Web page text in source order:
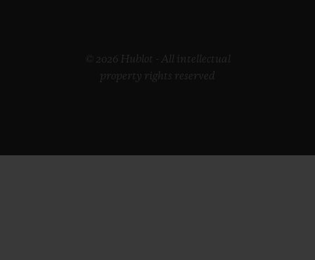
© 2026 Hublot - All intellectual
property rights reserved